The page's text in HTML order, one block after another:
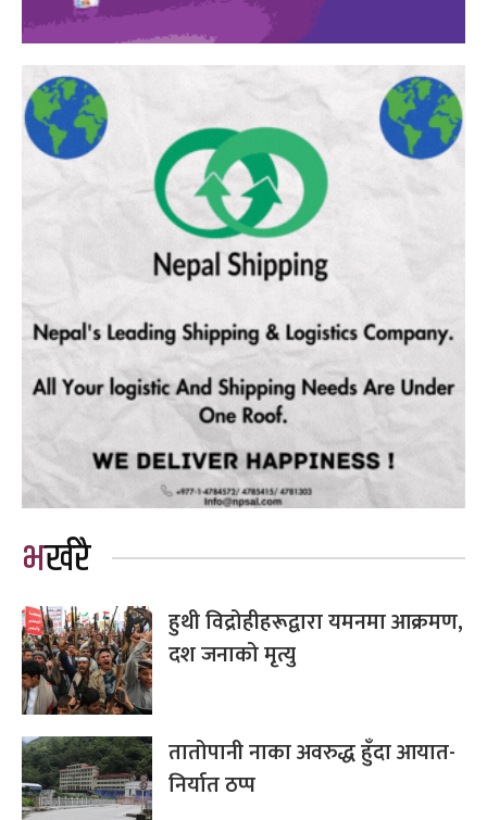
भर्खरै
हुथी विद्रोहीहरूद्वारा यमनमा आक्रमण,
दश जनाको मृत्यु
तातोपानी नाका अवरुद्ध हुँदा आयात-
निर्यात ठप्प